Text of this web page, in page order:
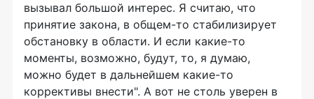
вызывал большой интерес. Я считаю, что
принятие закона, в общем-то стабилизирует
обстановку в области. И если какие-то
моменты, возможно, будут, то, я думаю,
можно будет в дальнейшем какие-то
коррективы внести". А вот не столь уверен в